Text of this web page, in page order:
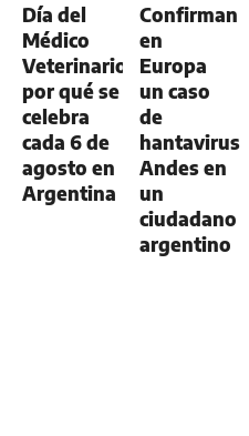
Día del
Médico
Veterinario:
por qué se
celebra
cada 6 de
agosto en
Argentina
Confirman
en
Europa
un caso
de
hantavirus
Andes en
un
ciudadano
argentino